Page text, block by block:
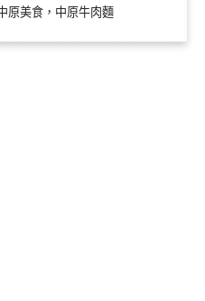
原美食，中原牛肉麵